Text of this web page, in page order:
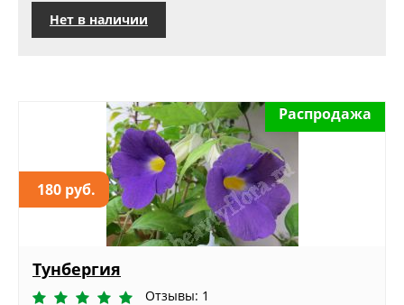
Нет в наличии
180 руб.
Распродажа
Тунбергия
Отзывы: 1